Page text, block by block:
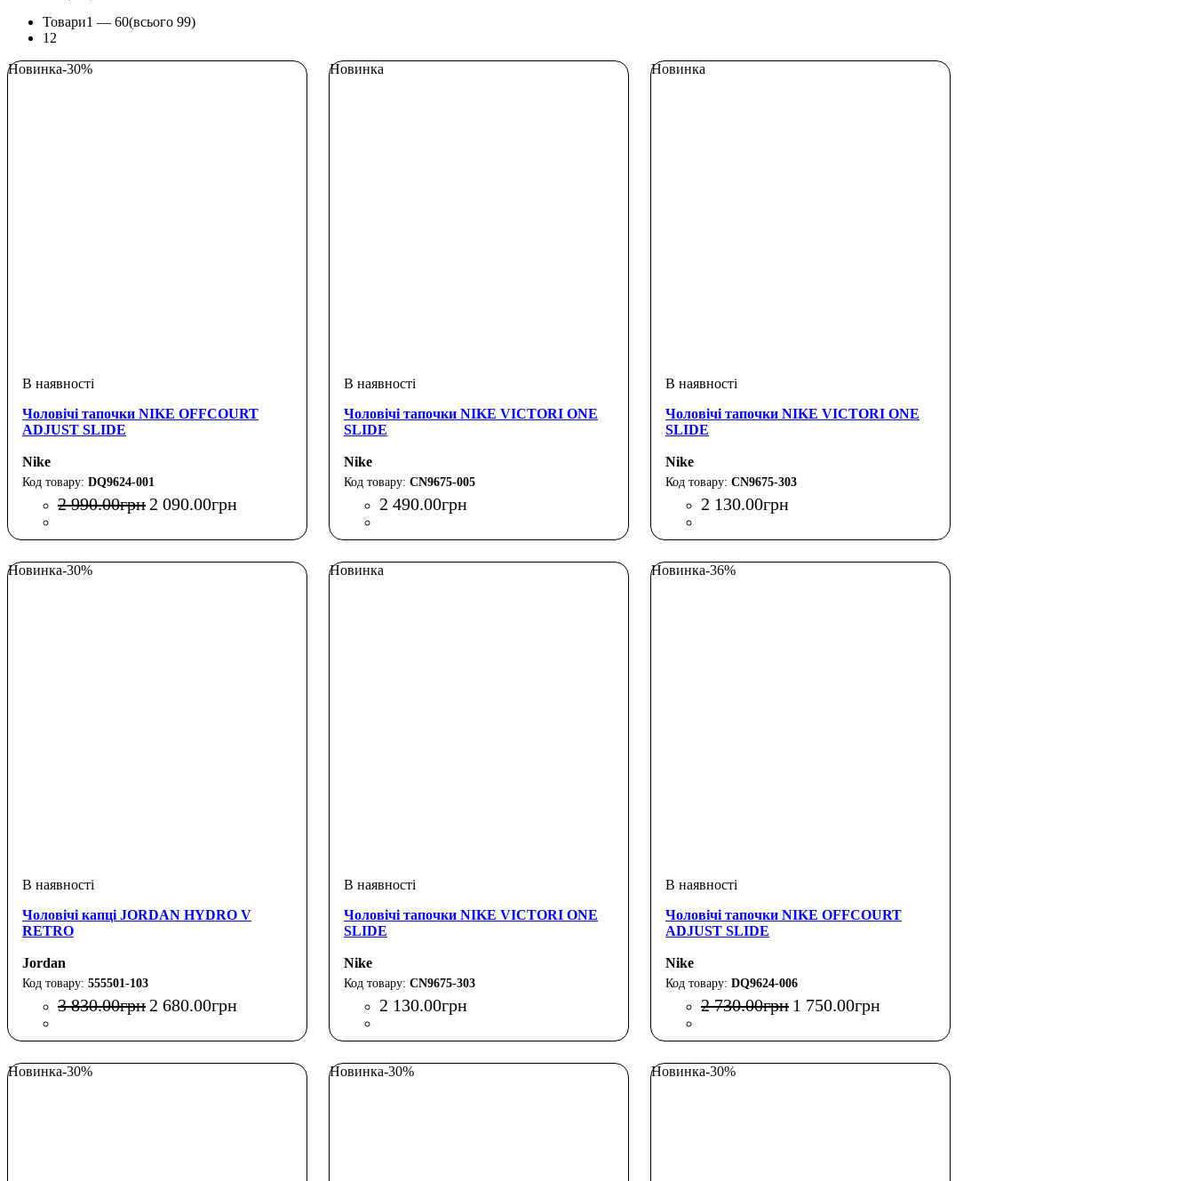
Товари1 — 60(всього 99)
1 2
Новинка-30%
Чоловічі тапочки NIKE OFFCOURT
ADJUST SLIDE
Nike
DQ9624-001
2 990.00грн 2 090.00грн
Новинка
Чоловічі тапочки NIKE VICTORI ONE
SLIDE
Nike
CN9675-005
2 490.00грн
Новинка
Чоловічі тапочки NIKE VICTORI ONE
SLIDE
Nike
CN9675-303
2 130.00грн
Новинка-30%
Чоловічі капці JORDAN HYDRO V
RETRO
Jordan
555501-103
3 830.00грн 2 680.00грн
Новинка
Чоловічі тапочки NIKE VICTORI ONE
SLIDE
Nike
CN9675-303
2 130.00грн
Новинка-36%
Чоловічі тапочки NIKE OFFCOURT
ADJUST SLIDE
Nike
DQ9624-006
2 730.00грн 1 750.00грн
Новинка-30% Новинка-30% Новинка-30%